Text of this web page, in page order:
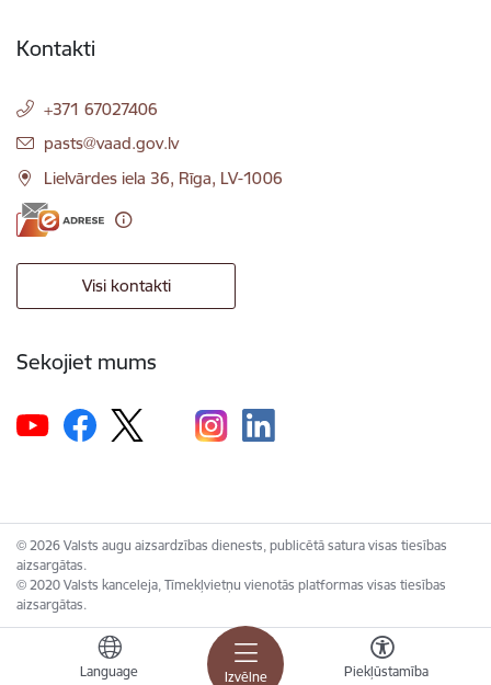
Izvēlne
Language Piekļūstamība
Kontakti
+371 67027406
E-pasts:
pasts@vaad.gov.lv
Lielvārdes iela 36, Rīga, LV-1006
Visi kontakti
Sekojiet mums
© 2026 Valsts augu aizsardzības dienests, publicētā satura visas tiesības
aizsargātas.
© 2020 Valsts kanceleja, Tīmekļvietņu vienotās platformas visas tiesības
aizsargātas.